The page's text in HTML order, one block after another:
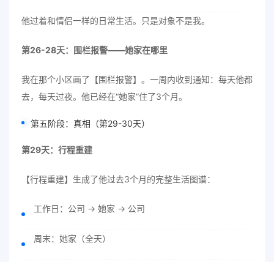
他过着和情侣一样的日常生活。只是对象不是我。
第26-28天：围栏报警——她家在哪里
我在那个小区画了【围栏报警】。一周内收到通知：每天他都
去，每天过夜。他已经在“她家”住了3个月。
第五阶段：真相（第29-30天）
第29天：行程重建
【行程重建】生成了他过去3个月的完整生活图谱：
工作日：公司 → 她家 → 公司
周末：她家（全天）